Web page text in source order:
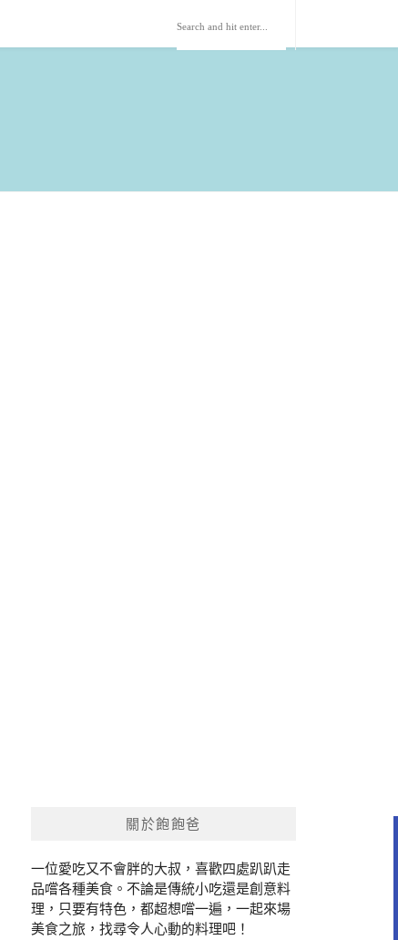
關於飽飽爸
一位愛吃又不會胖的大叔，喜歡四處趴趴走
品嚐各種美食。不論是傳統小吃還是創意料
理，只要有特色，都超想嚐一遍，一起來場
美食之旅，找尋令人心動的料理吧！